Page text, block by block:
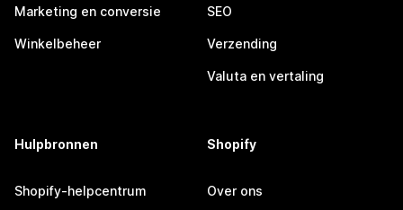
Marketing en conversie
Winkelbeheer
SEO
Verzending
Valuta en vertaling
Hulpbronnen
Shopify-helpcentrum
Shopify
Over ons